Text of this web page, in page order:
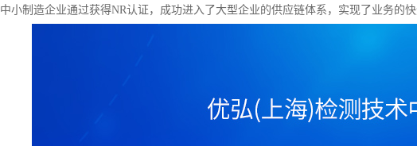
中小制造企业通过获得NR认证，成功进入了大型企业的供应链体系，实现了业务的